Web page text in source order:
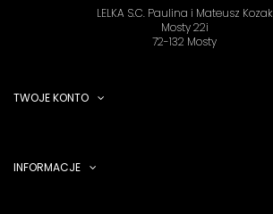
LELKA S.C. Paulina i Mateusz Kozak
Mosty 22i
72-132 Mosty
TWOJE KONTO
INFORMACJE